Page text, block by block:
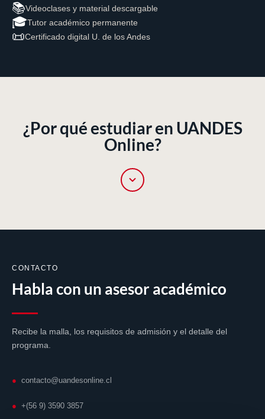
📚Videoclases y material descargable
🎓Tutor académico permanente
📜Certificado digital U. de los Andes
¿Por qué estudiar en UANDES
Online?
Universidad de los Andes.
Compatible con tu vida laboral
CONTACTO
Habla con un asesor académico
Recibe la malla, los requisitos de admisión y el detalle del
programa.
● contacto@uandesonline.cl
● +(56 9) 3590 3857